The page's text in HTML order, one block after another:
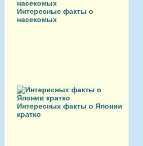
Интересные факты о
насекомых
Интересных факты о Японии
кратко